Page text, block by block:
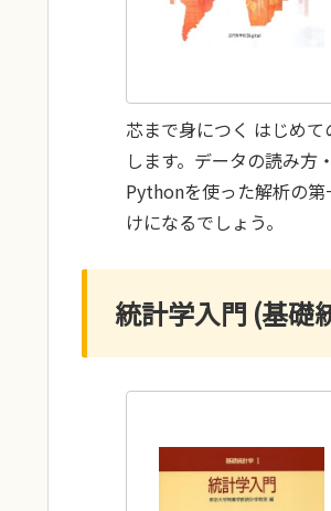
芯まで身につく はじめ
します。データの読み方
Pythonを使った解析の
けになるでしょう。
統計学入門 (基